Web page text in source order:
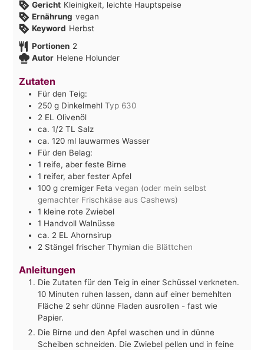
Gericht Kleinigkeit, leichte Hauptspeise
Ernährung vegan
Keyword Herbst
Portionen 2
Autor Helene Holunder
Zutaten
Für den Teig:
250 g Dinkelmehl Typ 630
2 EL Olivenöl
ca. 1/2 TL
Salz
ca. 120 ml lauwarmes Wasser
Für den Belag:
1 reife, aber feste Birne
1 reifer, aber fester Apfel
100 g cremiger Feta vegan (oder mein selbst
gemachter Frischkäse aus Cashews)
1 kleine rote Zwiebel
1 Handvoll Walnüsse
ca. 2 EL Ahornsirup
2 Stängel frischer Thymian die Blättchen
Anleitungen
Die Zutaten für den Teig in einer Schüssel verkneten.
10 Minuten ruhen lassen, dann auf einer bemehlten
Fläche 2 sehr dünne Fladen ausrollen - fast wie
Papier.
Die Birne und den Apfel waschen und in dünne
Scheiben schneiden. Die Zwiebel pellen und in feine